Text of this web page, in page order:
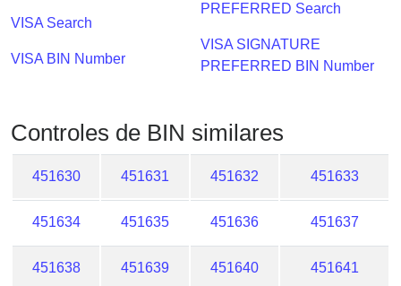
VISA Search
VISA BIN Number
PREFERRED Search
VISA SIGNATURE
PREFERRED BIN Number
Controles de BIN similares
451630 451631 451632 451633
451634 451635 451636 451637
451638 451639 451640 451641